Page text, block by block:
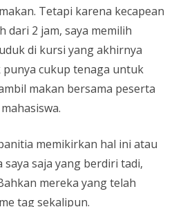
Tetapi karena kecapean
dari 2 jam, saya memilih
di kursi yang akhirnya
punya cukup tenaga untuk
makan bersama peserta
memikirkan hal ini atau
saya saja yang berdiri tadi,
mereka yang telah
tag sekalipun.